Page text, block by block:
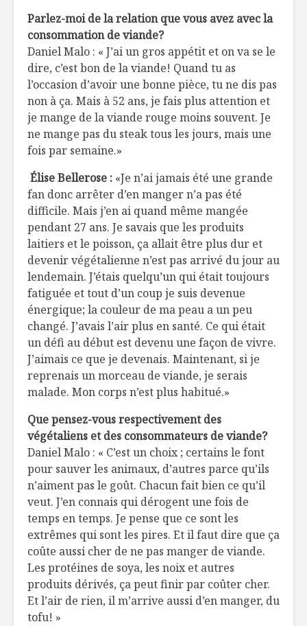
Parlez-moi de la relation que vous avez avec la
consommation de viande?
Daniel Malo : « J’ai un gros appétit et on va se le
dire, c’est bon de la viande! Quand tu as
l’occasion d’avoir une bonne pièce, tu ne dis pas
non à ça. Mais à 52 ans, je fais plus attention et
je mange de la viande rouge moins souvent. Je
ne mange pas du steak tous les jours, mais une
fois par semaine.»
Élise Bellerose : «Je n’ai jamais été une grande
fan donc arrêter d’en manger n’a pas été
difficile. Mais j’en ai quand même mangée
pendant 27 ans. Je savais que les produits
laitiers et le poisson, ça allait être plus dur et
devenir végétalienne n’est pas arrivé du jour au
lendemain. J’étais quelqu’un qui était toujours
fatiguée et tout d’un coup je suis devenue
énergique; la couleur de ma peau a un peu
changé. J’avais l’air plus en santé. Ce qui était
un défi au début est devenu une façon de vivre.
J’aimais ce que je devenais. Maintenant, si je
reprenais un morceau de viande, je serais
malade. Mon corps n’est plus habitué.»
Que pensez-vous respectivement des
végétaliens et des consommateurs de viande?
Daniel Malo : « C’est un choix ; certains le font
pour sauver les animaux, d’autres parce qu’ils
n’aiment pas le goût. Chacun fait bien ce qu’il
veut. J’en connais qui dérogent une fois de
temps en temps. Je pense que ce sont les
extrêmes qui sont les pires. Et il faut dire que ça
coûte aussi cher de ne pas manger de viande.
Les protéines de soya, les noix et autres
produits dérivés, ça peut finir par coûter cher.
Et l’air de rien, il m’arrive aussi d’en manger, du
tofu! »
nutricosmétique :
révélation ou
sorcellerie ?
L’assiette de
l’athlète
olympique
Les fruits séchés
La touche
gourmande